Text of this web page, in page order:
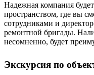
Надежная компания
пространством, где вы
сотрудниками и
ремонтной бригады.
несомненно, будет
Экскурсия по